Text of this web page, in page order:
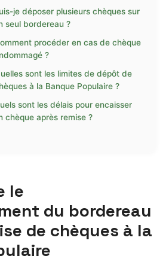
je déposer plusieurs chèques sur
seul bordereau ?
procéder en cas de chèque
?
sont les limites de dépôt de
à la Banque Populaire ?
sont les délais pour encaisser
chèque après remise ?
le
du bordereau
de chèques à la